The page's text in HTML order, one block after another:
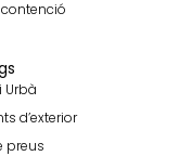
Urbà
d’exterior
preus